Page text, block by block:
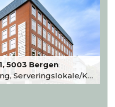
5003 Bergen
Kantine, Undervisning/Arrangement